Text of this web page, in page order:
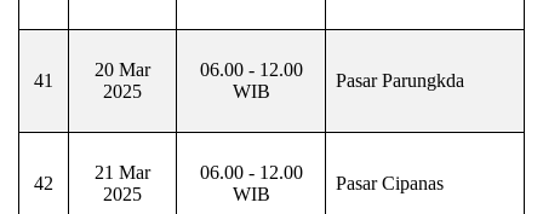
41
20 Mar
2025
06.00 - 12.00
WIB
Pasar Parungkda
42
21 Mar
2025
06.00 - 12.00
WIB
Pasar Cipanas